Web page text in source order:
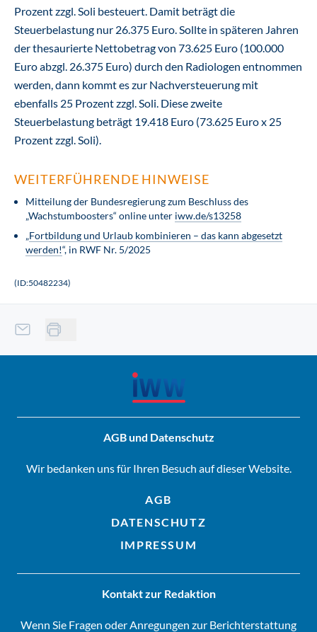
Prozent zzgl. Soli besteuert. Damit beträgt die
Steuerbelastung nur 26.375 Euro. Sollte in späteren Jahren
der thesaurierte Nettobetrag von 73.625 Euro (100.000
Euro abzgl. 26.375 Euro) durch den Radiologen entnommen
werden, dann kommt es zur Nachversteuerung mit
ebenfalls 25 Prozent zzgl. Soli. Diese zweite
Steuerbelastung beträgt 19.418 Euro (73.625 Euro x 25
Prozent zzgl. Soli).
WEITERFÜHRENDE HINWEISE
Mitteilung der Bundesregierung zum Beschluss des
„Wachstumboosters“ online unter iww.de/s13258
„Fortbildung und Urlaub kombinieren – das kann abgesetzt
werden!“, in RWF Nr. 5/2025
(ID:50482234)
AGB und Datenschutz
Wir bedanken uns für Ihren Besuch auf dieser Website.
AGB
DATENSCHUTZ
IMPRESSUM
Kontakt zur Redaktion
Wenn Sie Fragen oder Anregungen zur Berichterstattung